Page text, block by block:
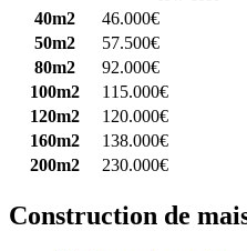
40m2
46.000€
50m2
57.500€
80m2
92.000€
100m2
115.000€
120m2
120.000€
160m2
138.000€
200m2
230.000€
Construction de